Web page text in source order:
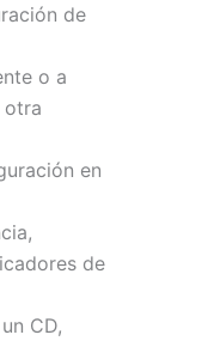
de
o a
otra
en
de
CD,